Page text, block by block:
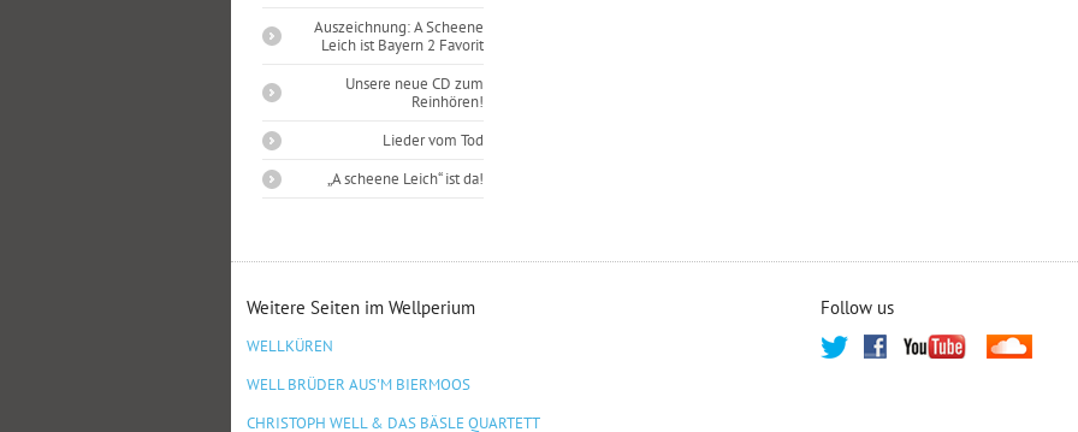
Auszeichnung: A Scheene
Leich ist Bayern 2 Favorit
Unsere neue CD zum
Reinhören!
Lieder vom Tod
„A scheene Leich“ ist da!
Weitere Seiten im Wellperium
WELLKÜREN
WELL BRÜDER AUS'M BIERMOOS
CHRISTOPH WELL & DAS BÄSLE QUARTETT
Follow us